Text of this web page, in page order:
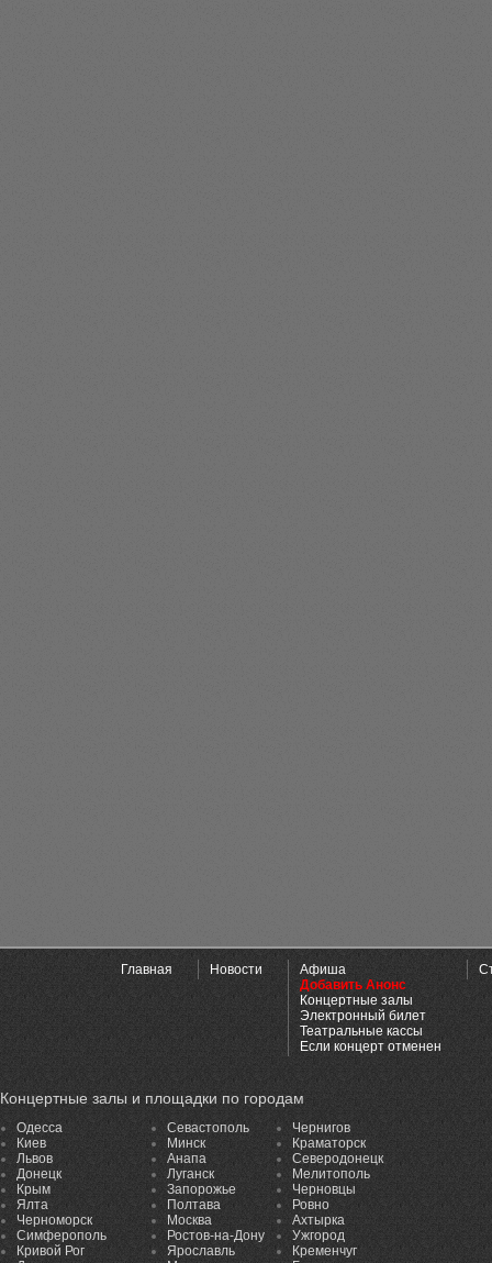
Главная Новости
Афиша
Добавить Анонс
Концертные залы
Электронный билет
Театральные кассы
Если концерт отменен
Концертные залы и площадки по городам
Одесса
Киев
Львов
Донецк
Крым
Ялта
Черноморск
Симферополь
Кривой Рог
Севастополь
Минск
Анапа
Луганск
Запорожье
Полтава
Москва
Ростов-на-Дону
Ярославль
Чернигов
Краматорск
Северодонецк
Мелитополь
Черновцы
Ровно
Ахтырка
Ужгород
Кременчуг